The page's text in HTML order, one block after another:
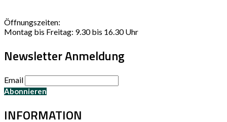
Öffnungszeiten:
Montag bis Freitag: 9.30 bis 16.30 Uhr
Newsletter Anmeldung
Email
INFORMATION